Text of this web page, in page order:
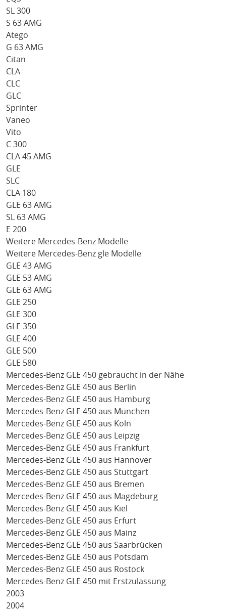
SL 300
S 63 AMG
Atego
G 63 AMG
Citan
CLA
CLC
GLC
Sprinter
Vaneo
Vito
C 300
CLA 45 AMG
GLE
SLC
CLA 180
GLE 63 AMG
SL 63 AMG
E 200
Weitere Mercedes-Benz Modelle
Weitere Mercedes-Benz gle Modelle
GLE 43 AMG
GLE 53 AMG
GLE 63 AMG
GLE 250
GLE 300
GLE 350
GLE 400
GLE 500
GLE 580
Mercedes-Benz GLE 450 gebraucht in der Nähe
Mercedes-Benz GLE 450 aus Berlin
Mercedes-Benz GLE 450 aus Hamburg
Mercedes-Benz GLE 450 aus München
Mercedes-Benz GLE 450 aus Köln
Mercedes-Benz GLE 450 aus Leipzig
Mercedes-Benz GLE 450 aus Frankfurt
Mercedes-Benz GLE 450 aus Hannover
Mercedes-Benz GLE 450 aus Stuttgart
Mercedes-Benz GLE 450 aus Bremen
Mercedes-Benz GLE 450 aus Magdeburg
Mercedes-Benz GLE 450 aus Kiel
Mercedes-Benz GLE 450 aus Erfurt
Mercedes-Benz GLE 450 aus Mainz
Mercedes-Benz GLE 450 aus Saarbrücken
Mercedes-Benz GLE 450 aus Potsdam
Mercedes-Benz GLE 450 aus Rostock
Mercedes-Benz GLE 450 mit Erstzulassung
2003
2004